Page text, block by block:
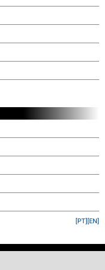
[EN]
[PT]